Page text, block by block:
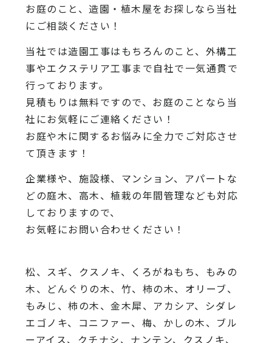
お庭のこと、造園・植木屋をお探しなら当社
にご相談ください！
当社では造園工事はもちろんのこと、外構工
事やエクステリア工事まで自社で一気通貫で
行っております。
見積もりは無料ですので、お庭のことなら当
社にお気軽にご連絡ください！
お庭や木に関するお悩みに全力でご対応させ
て頂きます！
企業様や、施設様、マンション、アパートな
どの庭木、高木、植栽の年間管理なども対応
しておりますので、
お気軽にお問い合わせください！
松、スギ、クスノキ、くろがねもち、もみの
木、どんぐりの木、竹、柿の木、オリーブ、
もみじ、柿の木、金木犀、アカシア、シダレ
エゴノキ、コニファー、梅、かしの木、ブル
ーアイス、クチナシ、ナンテン、クスノキ、